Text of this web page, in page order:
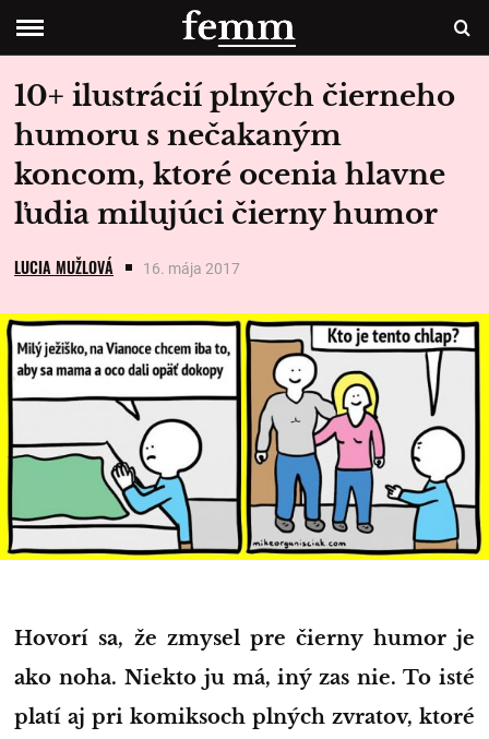
10+ ilustrácií plných čierneho
humoru s nečakaným
koncom, ktoré ocenia hlavne
ľudia milujúci čierny humor
LUCIA MUŽLOVÁ 16. mája 2017
Hovorí sa, že zmysel pre čierny humor je
ako noha. Niekto ju má, iný zas nie. To isté
platí aj pri komiksoch plných zvratov, ktoré